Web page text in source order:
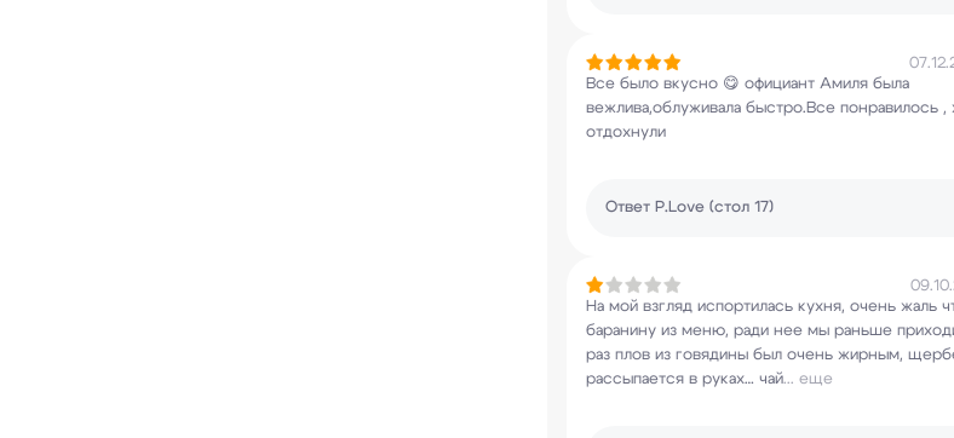
Все было вкусно 😋 официант Амиля была
вежлива,облуживала быстро.Все понравилось ,
отдохнули
Ответ P.Love (стол 17)
На мой взгляд испортилась кухня, очень жаль
баранину из меню, ради нее мы раньше
раз плов из говядины был очень жирным,
рассыпается в руках… чай... еще